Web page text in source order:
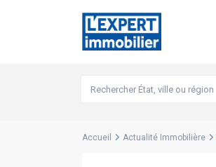
Accueil Actualité Immobilière